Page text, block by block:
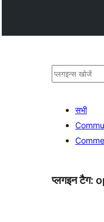
खोजें
सभी
प्लगइन टैग: